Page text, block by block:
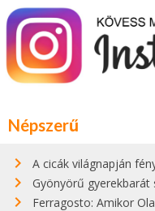
Népszerű
A cicák világnapján
Gyönyörű gyerekbarát
Ferragosto: Amikor